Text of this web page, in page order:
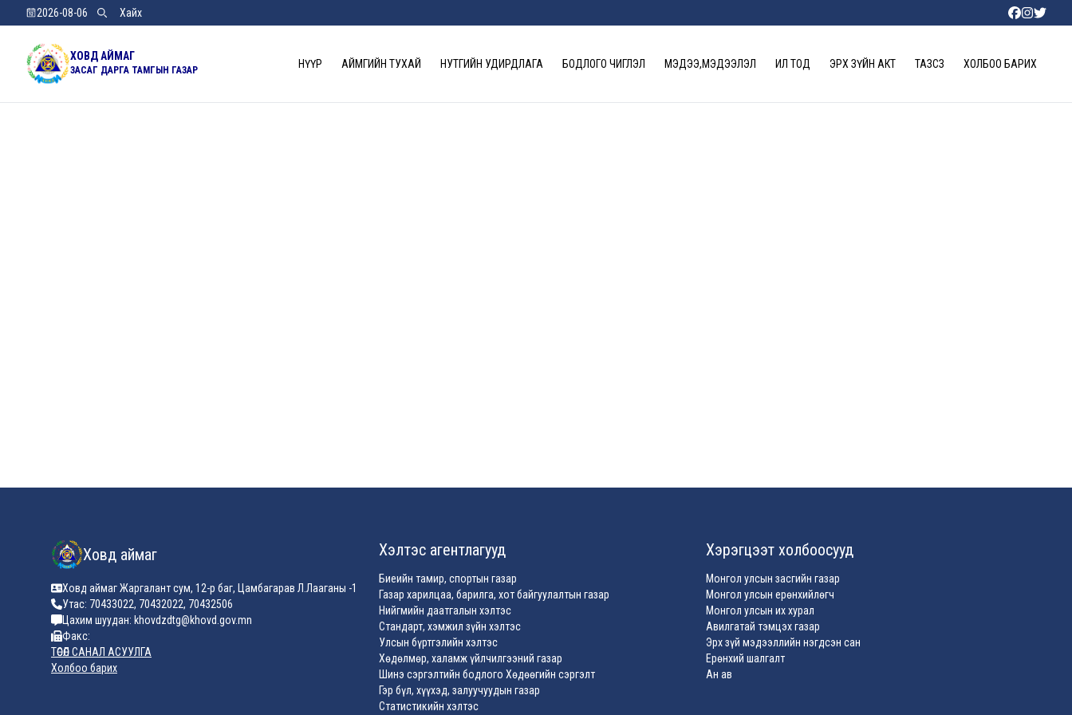
2026-08-06
ХОВД АЙМАГ
ЗАСАГ ДАРГА ТАМГЫН ГАЗАР НҮҮР АЙМГИЙН ТУХАЙ НУТГИЙН УДИРДЛАГА БОДЛОГО ЧИГЛЭЛ МЭДЭЭ,МЭДЭЭЛЭЛ ИЛ ТОД ЭРХ ЗҮЙН АКТ ТАЗСЗ ХОЛБОО БАРИХ
Ховд аймаг
Ховд аймаг Жаргалант сум, 12-р баг, Цамбагарав Л.Лааганы -1
Утас: 70433022, 70432022, 70432506
Цахим шуудан: khovdzdtg@khovd.gov.mn
Факс:
ТӨСӨЛ САНАЛ АСУУЛГА
Холбоо барих
Хэлтэс агентлагууд
Биеийн тамир, спортын газар
Газар харилцаа, барилга, хот байгуулалтын газар
Нийгмийн даатгалын хэлтэс
Стандарт, хэмжил зүйн хэлтэс
Улсын бүртгэлийн хэлтэс
Хөдөлмөр, халамж үйлчилгээний газар
Шинэ сэргэлтийн бодлого Хөдөөгийн сэргэлт
Гэр бүл, хүүхэд, залуучуудын газар
Статистикийн хэлтэс
Хэрэгцээт холбоосууд
Монгол улсын засгийн газар
Монгол улсын ерөнхийлөгч
Монгол улсын их хурал
Авилгатай тэмцэх газар
Эрх зүй мэдээллийн нэгдсэн сан
Ерөнхий шалгалт
Ан ав